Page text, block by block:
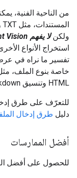
ولكنلا يفهم Document Vision سوى ملفات PDF
استخراج الأنواع
تفسير ما نراه في
خاصة بنوع الملف،
HTML وتنسيق Markdown وما إلى ذلك.
للتعرّف على طرق
دليل طرق إدخال
أفضل الممارسات
للحصول على أفضل